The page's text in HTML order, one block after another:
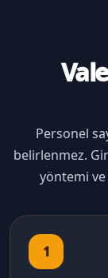
Personel
belirlenmez.
yöntemi ve
1